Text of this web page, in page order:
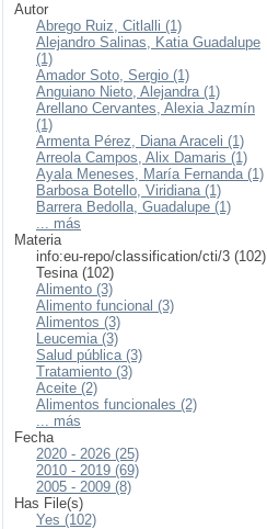
Autor
Abrego Ruiz, Citlalli (1)
Alejandro Salinas, Katia Guadalupe
(1)
Amador Soto, Sergio (1)
Anguiano Nieto, Alejandra (1)
Arellano Cervantes, Alexia Jazmín
(1)
Armenta Pérez, Diana Araceli (1)
Arreola Campos, Alix Damaris (1)
Ayala Meneses, María Fernanda (1)
Barbosa Botello, Viridiana (1)
Barrera Bedolla, Guadalupe (1)
... más
Materia
info:eu-repo/classification/cti/3 (102)
Tesina (102)
Alimento (3)
Alimento funcional (3)
Alimentos (3)
Leucemia (3)
Salud pública (3)
Tratamiento (3)
Aceite (2)
Alimentos funcionales (2)
... más
Fecha
2020 - 2026 (25)
2010 - 2019 (69)
2005 - 2009 (8)
Has File(s)
Yes (102)